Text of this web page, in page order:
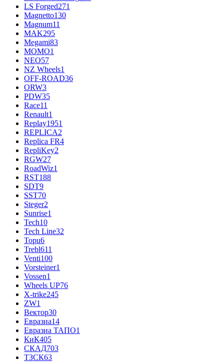
LS Forged271
Magnetto130
Magnum11
MAK295
Megami83
MOMO1
NEO57
NZ Wheels1
OFF-ROAD36
ORW3
PDW35
Race11
Renault1
Replay1951
REPLICA2
Replica FR4
RepliKey2
RGW27
RoadWiz1
RST188
SDT9
SST70
Steger2
Sunrise1
Tech10
Tech Line32
Topu6
Trebl611
Venti100
Vorsteiner1
Vossen1
Wheels UP76
X-trike245
ZW1
Вектор30
Евразиа14
Евразиа ТАПО1
КиК405
СКАД703
ТЗСК63